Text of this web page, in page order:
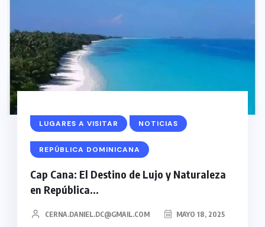
LUGARES A VISITAR NOTICIAS
REPÚBLICA DOMINICANA
Cap Cana: El Destino de Lujo y Naturaleza
en República...
CERNA.DANIEL.DC@GMAIL.COM MAYO 18, 2025